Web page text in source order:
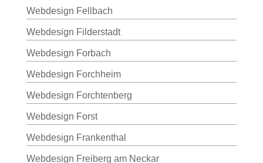
Webdesign Fellbach
Webdesign Filderstadt
Webdesign Forbach
Webdesign Forchheim
Webdesign Forchtenberg
Webdesign Forst
Webdesign Frankenthal
Webdesign Freiberg am Neckar